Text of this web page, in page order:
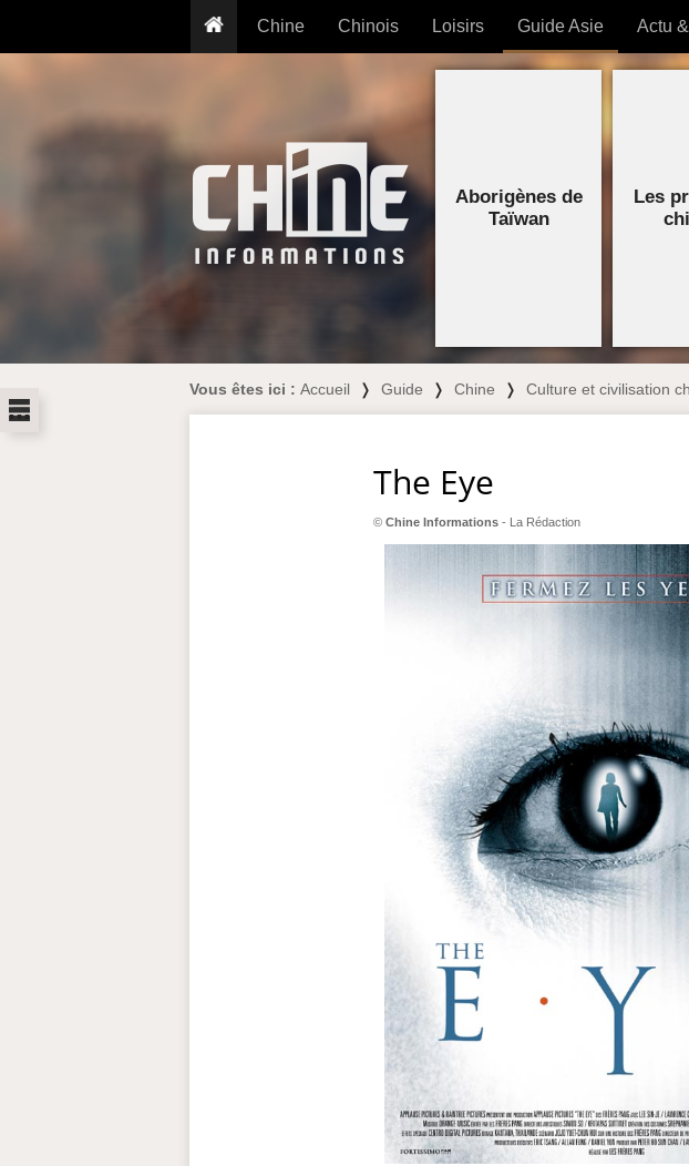
Chine
Conseils voyageurs
Plantes médicinales
Cuisine
Chinois
Grammaire
Traducteur
Exos & Flashcards
+50 Outils
Loisirs
Prénom
PLUS (24 OUTILS) »
Guide Asie Actu
Aborigènes de
Taïwan
Les
Vous êtes ici : Accueil ❭ Guide ❭ Chine ❭ Culture et civilisation
The Eye
© Chine Informations - La Rédaction
...